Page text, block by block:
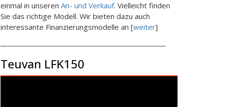
einmal in unseren An- und Verkauf. Vielleicht finden
Sie das richtige Modell. Wir bieten dazu auch
interessante Finanzierungsmodelle an [weiter]
Teuvan LFK150